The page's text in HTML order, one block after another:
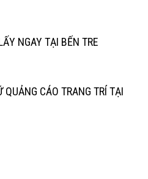
NGAY TẠI BẾN TRE
CÁO TRANG TRÍ TẠI